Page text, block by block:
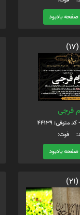
صفحه یادبود
(17)
فرجی
فوت:
صفحه یادبود
(21)